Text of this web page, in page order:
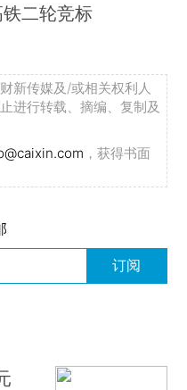
二轮竞标
新传媒及/或相关权利人
进行转载、摘编、复制及
，获得书面
订阅